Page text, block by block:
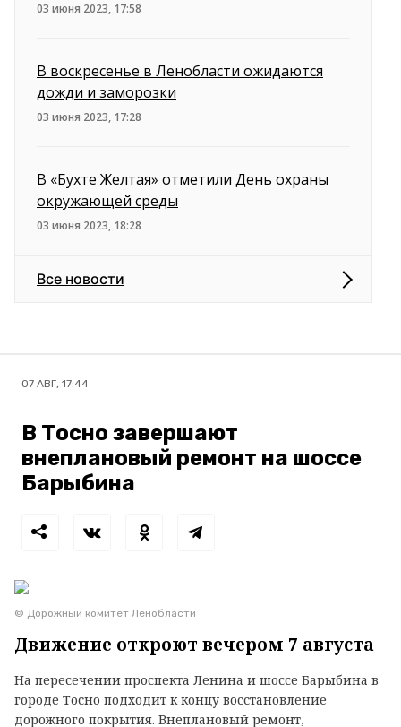
03 июня 2023, 17:58
В воскресенье в Ленобласти ожидаются
дожди и заморозки
03 июня 2023, 17:28
В «Бухте Желтая» отметили День охраны
окружающей среды
03 июня 2023, 18:28
Все новости
07 АВГ, 17:44
В Тосно завершают
внеплановый ремонт на шоссе
Барыбина
© Дорожный комитет Ленобласти
Движение откроют вечером 7 августа
На пересечении проспекта Ленина и шоссе Барыбина в
городе Тосно подходит к концу восстановление
дорожного покрытия. Внеплановый ремонт,